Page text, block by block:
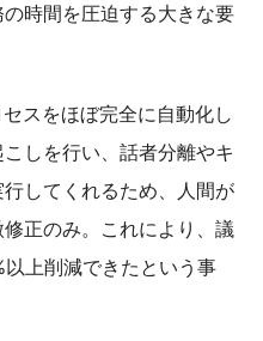
時間を圧迫する大きな要
スをほぼ完全に自動化し
しを行い、話者分離やキ
してくれるため、人間が
正のみ。これにより、議
上削減できたという事